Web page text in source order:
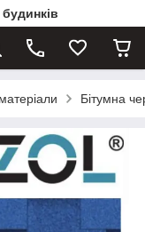
Бітумна